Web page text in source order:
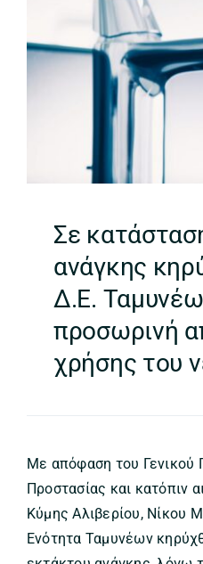
Σε
ανάγκης
Δ.Ε.
προσωρινή
χρήσης του
Με απόφαση του Γενικού
Προστασίας και κατόπιν
Κύμης Αλιβερίου, Νίκου
Ενότητα Ταμυνέων